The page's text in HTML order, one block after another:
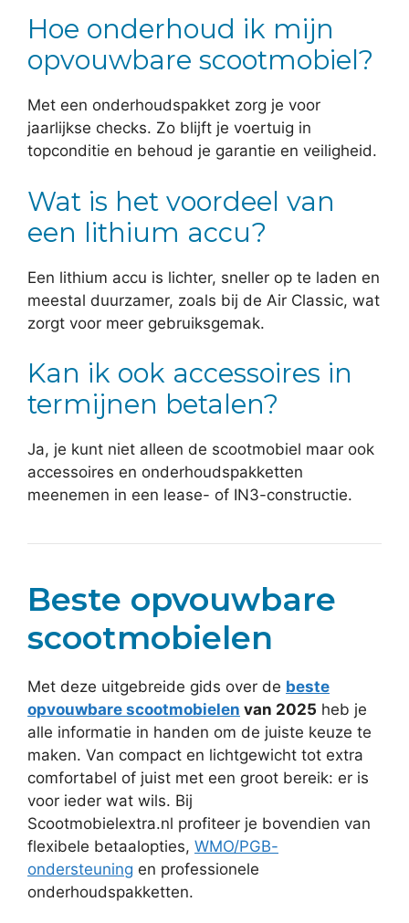
Hoe onderhoud ik mijn
opvouwbare scootmobiel?
Met een onderhoudspakket zorg je voor
jaarlijkse checks. Zo blijft je voertuig in
topconditie en behoud je garantie en veiligheid.
Wat is het voordeel van
een lithium accu?
Een lithium accu is lichter, sneller op te laden en
meestal duurzamer, zoals bij de Air Classic, wat
zorgt voor meer gebruiksgemak.
Kan ik ook accessoires in
termijnen betalen?
Ja, je kunt niet alleen de scootmobiel maar ook
accessoires en onderhoudspakketten
meenemen in een lease- of IN3-constructie.
Beste opvouwbare
scootmobielen
Met deze uitgebreide gids over de beste
opvouwbare scootmobielen van 2025 heb je
alle informatie in handen om de juiste keuze te
maken. Van compact en lichtgewicht tot extra
comfortabel of juist met een groot bereik: er is
voor ieder wat wils. Bij
Scootmobielextra.nl profiteer je bovendien van
flexibele betaalopties, WMO/PGB-
ondersteuning en professionele
onderhoudspakketten.